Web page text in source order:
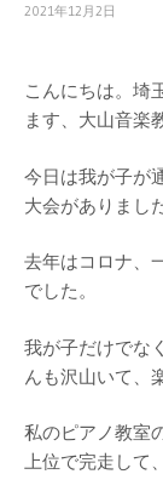
2021年12月2日
こんにちは。埼
ます、大山音楽
今日は我が子が
大会がありました
去年はコロナ、
でした。
我が子だけでな
んも沢山いて、
私のピアノ教室
上位で完走して